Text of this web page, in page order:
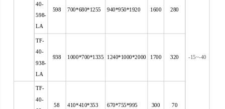
-15~-40
40-
598-
LA
598 700*680*1255 940*950*1920 1600 280
TF-
40-
938-
LA
938 1000*700*1335 1240*1000*2000 1700 320
TF-
40-
58 410*410*353 670*755*995 300 70